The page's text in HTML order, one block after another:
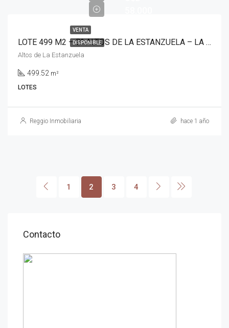
VENTA
DISPONIBLE LOTE 499 M2 – B° ALTOS DE LA ESTANZUELA – LA CALERA
Altos de La Estanzuela
499.52 m²
LOTES
Reggio Inmobiliaria hace 1 año
1 2 3 4
Contacto